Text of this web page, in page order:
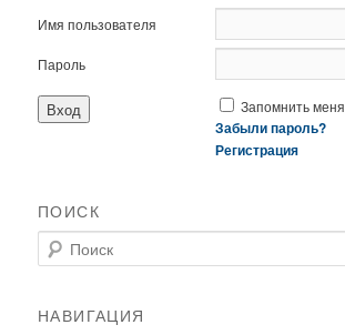
Имя пользователя
Пароль
Запомнить меня
Забыли пароль?
Регистрация
ПОИСК
Поиск
НАВИГАЦИЯ